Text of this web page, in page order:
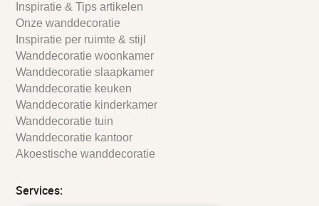
Inspiratie & Tips artikelen
Onze wanddecoratie
Inspiratie per ruimte & stijl
Wanddecoratie woonkamer
Wanddecoratie slaapkamer
Wanddecoratie keuken
Wanddecoratie kinderkamer
Wanddecoratie tuin
Wanddecoratie kantoor
Akoestische wanddecoratie
Services: